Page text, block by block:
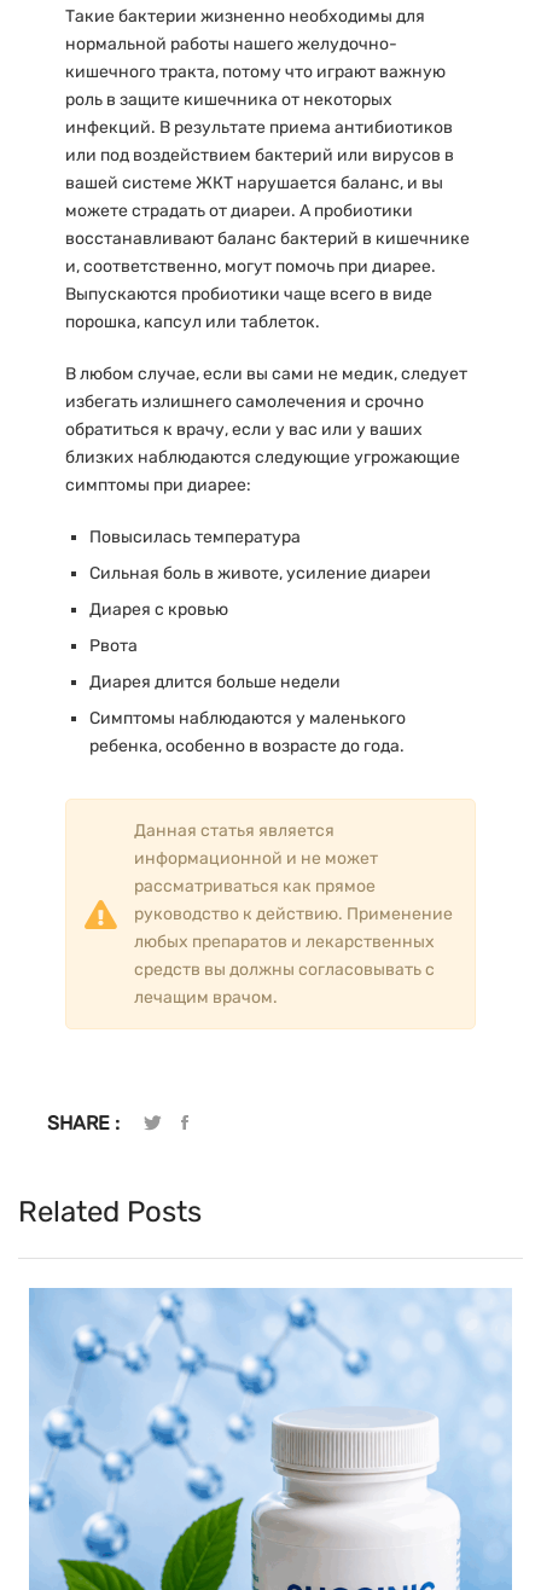
Такие бактерии жизненно необходимы для
нормальной работы нашего желудочно-
кишечного тракта, потому что играют важную
роль в защите кишечника от некоторых
инфекций. В результате приема антибиотиков
или под воздействием бактерий или вирусов в
вашей системе ЖКТ нарушается баланс, и вы
можете страдать от диареи. А пробиотики
восстанавливают баланс бактерий в кишечнике
и, соответственно, могут помочь при диарее.
Выпускаются пробиотики чаще всего в виде
порошка, капсул или таблеток.
В любом случае, если вы сами не медик, следует
избегать излишнего самолечения и срочно
обратиться к врачу, если у вас или у ваших
близких наблюдаются следующие угрожающие
симптомы при диарее:
Повысилась температура
Сильная боль в животе, усиление диареи
Диарея с кровью
Рвота
Диарея длится больше недели
Симптомы наблюдаются у маленького
ребенка, особенно в возрасте до года.
Данная статья является
информационной и не может
рассматриваться как прямое
руководство к действию. Применение
любых препаратов и лекарственных
средств вы должны согласовывать с
лечащим врачом.
SHARE :
Related Posts